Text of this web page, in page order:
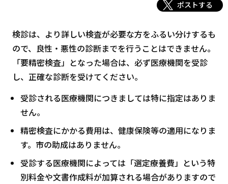
ポストする
検診は、より詳しい検査が必要な方をふるい分けするも
ので、良性・悪性の診断までを行うことはできません。
「要精密検査」となった場合は、必ず医療機関を受診
し、正確な診断を受けてください。
受診される医療機関につきましては特に指定はありま
せん。
精密検査にかかる費用は、健康保険等の適用になりま
す。市の助成はありません。
受診する医療機関によっては「選定療養費」という特
別料金や文書作成料が加算される場合がありますので